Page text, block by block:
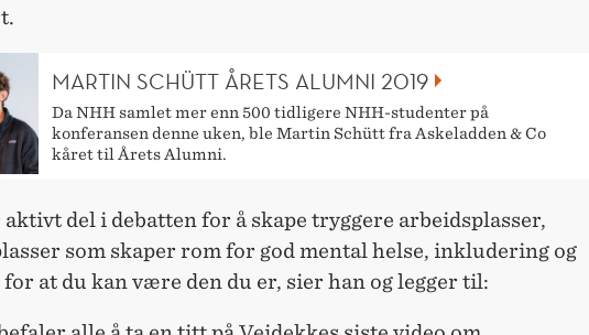
MARTIN SCHÜTT ÅRETS ALUMNI 2019
Da NHH samlet mer enn 500 tidligere NHH-studenter på
konferansen denne uken, ble Martin Schütt fra Askeladden & Co
kåret til Årets Alumni.
aktivt del i debatten for å skape tryggere arbeidsplasser,
som skaper rom for god mental helse, inkludering og
at du kan være den du er, sier han og legger til: